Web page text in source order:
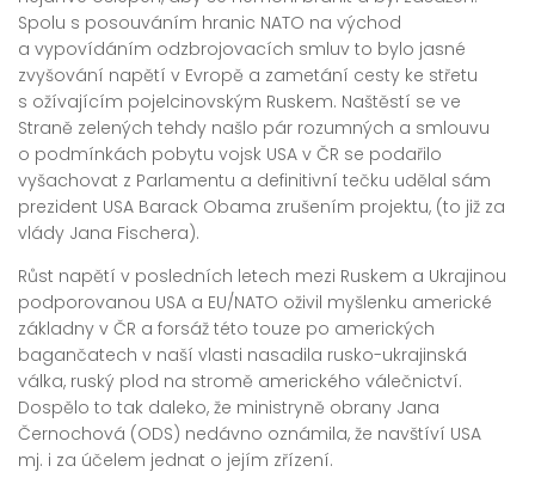
Spolu s posouváním hranic NATO na východ
a vypovídáním odzbrojovacích smluv to bylo jasné
zvyšování napětí v Evropě a zametání cesty ke střetu
s ožívajícím pojelcinovským Ruskem. Naštěstí se ve
Straně zelených tehdy našlo pár rozumných a smlouvu
o podmínkách pobytu vojsk USA v ČR se podařilo
vyšachovat z Parlamentu a definitivní tečku udělal sám
prezident USA Barack Obama zrušením projektu, (to již za
vlády Jana Fischera).
Růst napětí v posledních letech mezi Ruskem a Ukrajinou
podporovanou USA a EU/NATO oživil myšlenku americké
základny v ČR a forsáž této touze po amerických
bagančatech v naší vlasti nasadila rusko-ukrajinská
válka, ruský plod na stromě amerického válečnictví.
Dospělo to tak daleko, že ministryně obrany Jana
Černochová (ODS) nedávno oznámila, že navštíví USA
mj. i za účelem jednat o jejím zřízení.